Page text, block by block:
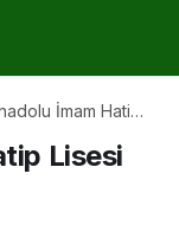
İmam Hatip
Lisesi